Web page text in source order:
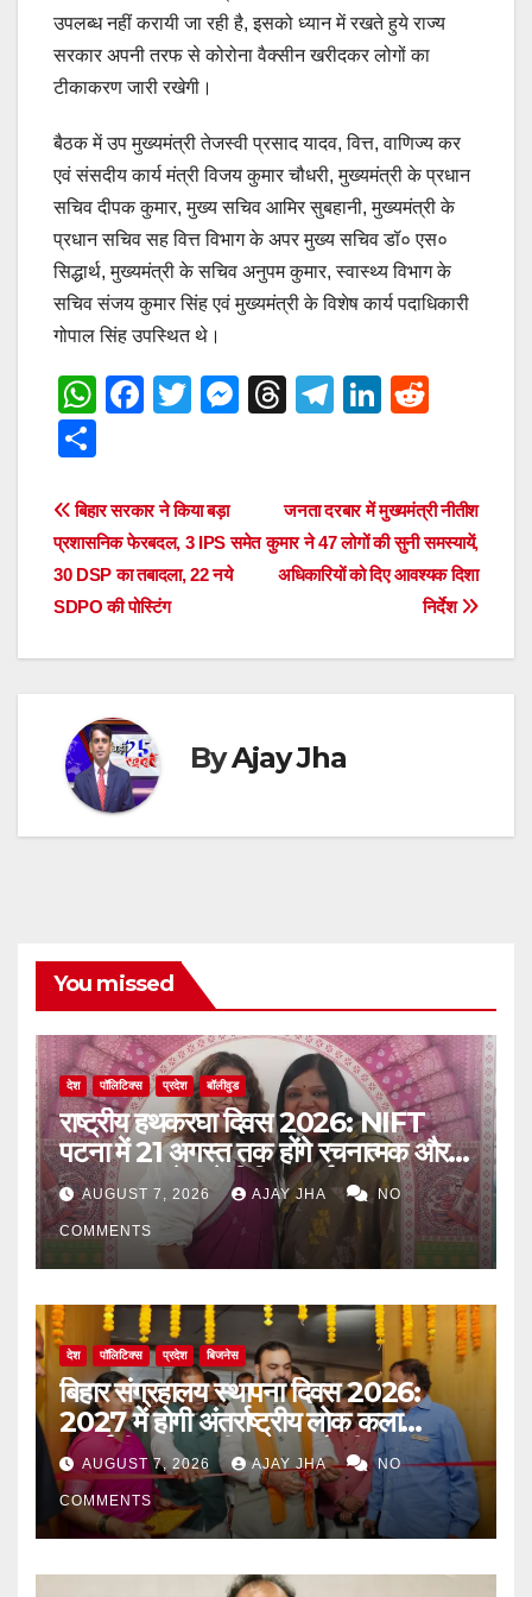
उपलब्ध नहीं करायी जा रही है, इसको ध्यान में रखते हुये राज्य
सरकार अपनी तरफ से कोरोना वैक्सीन खरीदकर लोगों का
टीकाकरण जारी रखेगी।
बैठक में उप मुख्यमंत्री तेजस्वी प्रसाद यादव, वित्त, वाणिज्य कर
एवं संसदीय कार्य मंत्री विजय कुमार चौधरी, मुख्यमंत्री के प्रधान
सचिव दीपक कुमार, मुख्य सचिव आमिर सुबहानी, मुख्यमंत्री के
प्रधान सचिव सह वित्त विभाग के अपर मुख्य सचिव डॉ० एस०
सिद्धार्थ, मुख्यमंत्री के सचिव अनुपम कुमार, स्वास्थ्य विभाग के
सचिव संजय कुमार सिंह एवं मुख्यमंत्री के विशेष कार्य पदाधिकारी
गोपाल सिंह उपस्थित थे।
W
s
A
p
p
F
e
b
o
o
k
T
er
M
n
T
a
d
s
T
gr
a
m
Li
e
dI
n
di
t
ar
e
Post
navigation
जनता दरबार में मुख्यमंत्री नीतीश
कुमार ने 47 लोगों की सुनी समस्यायें,
अधिकारियों को दिए आवश्यक दिशा
निर्देश
बिहार सरकार ने किया बड़ा
प्रशासनिक फेरबदल, 3 IPS समेत
30 DSP का तबादला, 22 नये
SDPO की पोस्टिंग
ByAjay Jha
You missed
देश पॉलिटिक्स प्रदेश बॉलीवुड
राष्ट्रीय हथकरघा दिवस 2026: NIFT
पटना में 21 अगस्त तक होंगे रचनात्मक और
जागरूकता से जुड़े विविध कार्यक्रम
AUGUST 7, 2026 AJAY JHA NO
COMMENTS
देश पॉलिटिक्स प्रदेश बिजनेस
बिहार संग्रहालय स्थापना दिवस 2026:
2027 में होगी अंतर्राष्ट्रीय लोक कला
प्रदर्शनी, मुख्यमंत्री सम्राट चौधरी का बड़ा
ऐलान
AUGUST 7, 2026 AJAY JHA NO
COMMENTS